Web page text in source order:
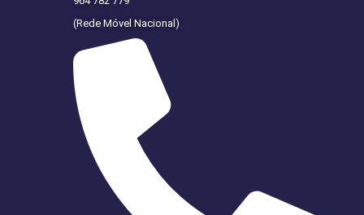
(Rede Móvel Nacional)